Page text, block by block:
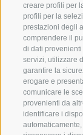
creare profili per
profili per la
prestazioni degli
comprendere il
di dati
servizi, utilizzare
garantire la
erogare e
comunicare le
provenienti da
identificare i
VAL GIOVO
VAL RACINES
VAL RIDANNA
IMPIANTI DI
SCUOLA DI